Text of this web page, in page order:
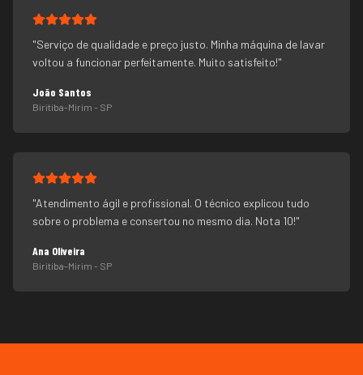
"Serviço de qualidade e preço justo. Minha máquina de lavar
voltou a funcionar perfeitamente. Muito satisfeito!"
João Santos
Biritiba-Mirim - SP
"Atendimento ágil e profissional. O técnico explicou tudo
sobre o problema e consertou no mesmo dia. Nota 10!"
Ana Oliveira
Biritiba-Mirim - SP